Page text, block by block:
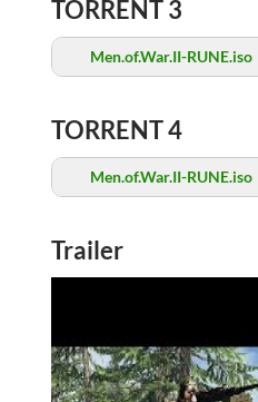
TORRENT 3
Men.of.War.II-RUNE.iso
TORRENT 4
Men.of.War.II-RUNE.iso
Trailer